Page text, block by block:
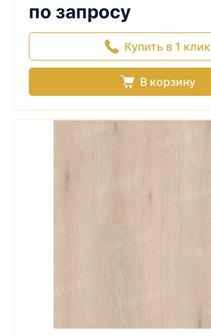
по запросу
Купить в 1 клик
В корзину